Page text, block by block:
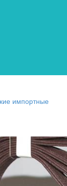
импортные